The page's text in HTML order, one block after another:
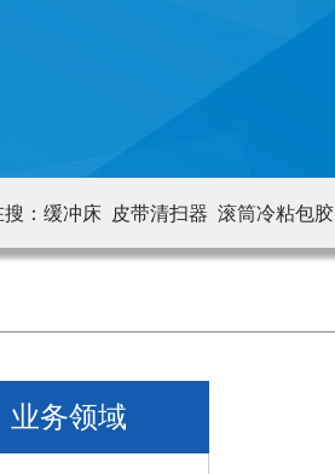
： 缓冲床 皮带清扫器 滚筒冷粘包胶
业务领域